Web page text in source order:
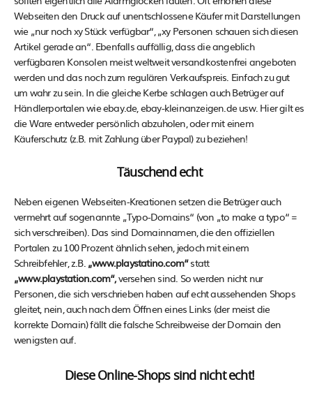
Webseiten den Druck auf unentschlossene Käufer mit Darstellungen
wie „nur noch xy Stück verfügbar“, „xy Personen schauen sich diesen
Artikel gerade an“. Ebenfalls auffällig, dass die angeblich
verfügbaren Konsolen meist weltweit versandkostenfrei angeboten
werden und das noch zum regulären Verkaufspreis. Einfach zu gut
um wahr zu sein. In die gleiche Kerbe schlagen auch Betrüger auf
Händlerportalen wie ebay.de, ebay-kleinanzeigen.de usw. Hier gilt es
die Ware entweder persönlich abzuholen, oder mit einem
Käuferschutz (z.B. mit Zahlung über Paypal) zu beziehen!
Täuschend echt
Neben eigenen Webseiten-Kreationen setzen die Betrüger auch
vermehrt auf sogenannte „Typo-Domains“ (von „to make a typo“ =
sich verschreiben). Das sind Domainnamen, die den offiziellen
Portalen zu 100 Prozent ähnlich sehen, jedoch mit einem
Schreibfehler, z.B. „www.playstatino.com“statt
„www.playstation.com“,versehen sind. So werden nicht nur
Personen, die sich verschrieben haben auf echt aussehenden Shops
gleitet, nein, auch nach dem Öffnen eines Links (der meist die
korrekte Domain) fällt die falsche Schreibweise der Domain den
wenigsten auf.
Diese Online-Shops sind nicht echt!